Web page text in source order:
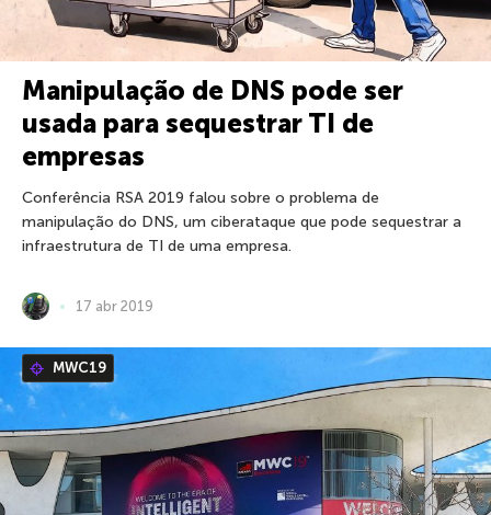
Manipulação de DNS pode ser
usada para sequestrar TI de
empresas
Conferência RSA 2019 falou sobre o problema de
manipulação do DNS, um ciberataque que pode sequestrar a
infraestrutura de TI de uma empresa.
17 abr 2019
MWC19